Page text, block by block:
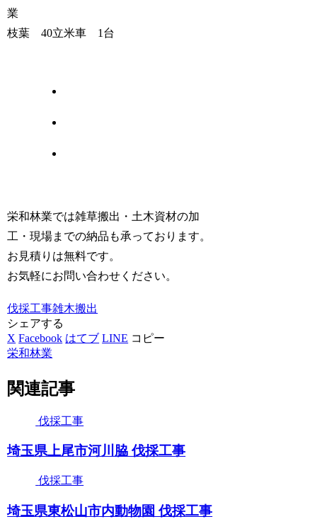
業
枝葉 40立米車 1台
栄和林業では雑草搬出・土木資材の加
工・現場までの納品も承っております。
お見積りは無料です。
お気軽にお問い合わせください。
伐採工事雑木搬出
シェアする
X Facebook はてブ LINE コピー
栄和林業
関連記事
伐採工事
埼玉県上尾市河川脇 伐採工事
伐採工事
埼玉県東松山市内動物園 伐採工事